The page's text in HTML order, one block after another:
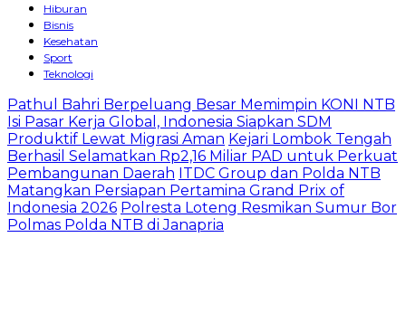
Hiburan
Bisnis
Kesehatan
Sport
Teknologi
Pathul Bahri Berpeluang Besar Memimpin KONI NTB
Isi Pasar Kerja Global, Indonesia Siapkan SDM
Produktif Lewat Migrasi Aman Kejari Lombok Tengah
Berhasil Selamatkan Rp2,16 Miliar PAD untuk Perkuat
Pembangunan Daerah ITDC Group dan Polda NTB
Matangkan Persiapan Pertamina Grand Prix of
Indonesia 2026 Polresta Loteng Resmikan Sumur Bor
Polmas Polda NTB di Janapria